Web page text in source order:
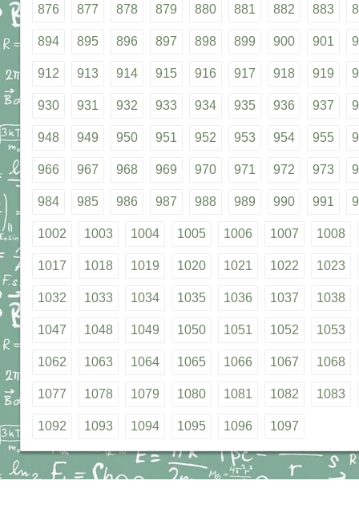
876 877 878 879 880 881 882 883
894 895 896 897 898 899 900 901
912 913 914 915 916 917 918 919
930 931 932 933 934 935 936 937
948 949 950 951 952 953 954 955
966 967 968 969 970 971 972 973
984 985 986 987 988 989 990 991
1002 1003 1004 1005 1006 1007 1008
1017 1018 1019 1020 1021 1022 1023
1032 1033 1034 1035 1036 1037 1038
1047 1048 1049 1050 1051 1052 1053
1062 1063 1064 1065 1066 1067 1068
1077 1078 1079 1080 1081 1082 1083
1092 1093 1094 1095 1096 1097